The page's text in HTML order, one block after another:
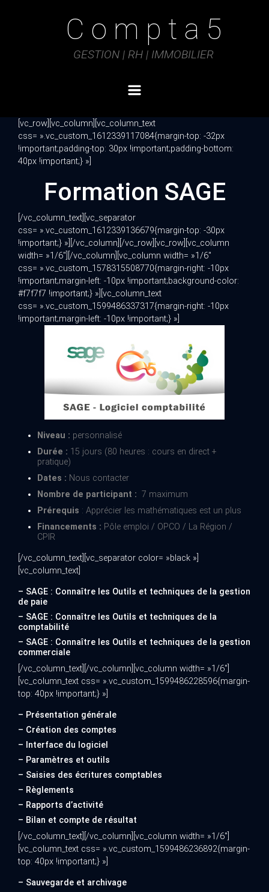
C o m p t a 5
GESTION | RH | IMMOBILIER
[vc_row][vc_column][vc_column_text
css= ».vc_custom_1612339117084{margin-top: -32px
!important;padding-top: 30px !important;padding-bottom:
40px !important;} »]
Formation SAGE
[/vc_column_text][vc_separator
css= ».vc_custom_1612339136679{margin-top: -30px
!important;} »][/vc_column][/vc_row][vc_row][vc_column
width= »1/6″][/vc_column][vc_column width= »1/6″
css= ».vc_custom_1578315508770{margin-right: -10px
!important;margin-left: -10px !important;background-color:
#f7f7f7 !important;} »][vc_column_text
css= ».vc_custom_1599486337317{margin-right: -10px
!important;margin-left: -10px !important;} »]
Niveau : personnalisé
Durée : 15 jours (80 heures : cours en direct +
pratique)
Dates : Nous contacter
Nombre de participant : 7 maximum
Prérequis : Apprécier les mathématiques est un plus
Financements : Pôle emploi / OPCO / La Région /
CPIR
[/vc_column_text][vc_separator color= »black »]
[vc_column_text]
– SAGE : Connaître les Outils et techniques de la gestion
de paie
– SAGE : Connaître les Outils et techniques de la
comptabilité
– SAGE : Connaître les Outils et techniques de la gestion
commerciale
[/vc_column_text][/vc_column][vc_column width= »1/6″]
[vc_column_text css= ».vc_custom_1599486228596{margin-
top: 40px !important;} »]
– Présentation générale
– Création des comptes
– Interface du logiciel
– Paramètres et outils
– Saisies des écritures comptables
– Règlements
– Rapports d’activité
– Bilan et compte de résultat
[/vc_column_text][/vc_column][vc_column width= »1/6″]
[vc_column_text css= ».vc_custom_1599486236892{margin-
top: 40px !important;} »]
– Sauvegarde et archivage